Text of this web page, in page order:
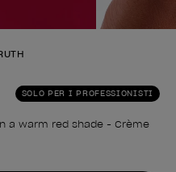
SOLO PER I PROFESSIONISTI
a warm red shade - Crème